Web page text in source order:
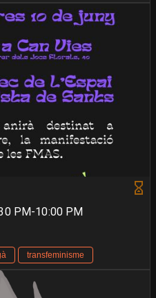
PM-10:00 PM
transfeminisme